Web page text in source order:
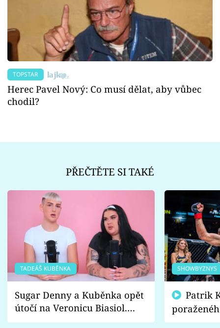
TOPSTAR
Herec Pavel Nový: Co musí dělat, aby vůbec
chodil?
PŘEČTĚTE SI TAKÉ
TADEÁŠ KUBĚNKA
Sugar Denny a Kuběnka opět
útočí na Veronicu Biasiol.
Proč je podle nich falešná a
SHOWBYZNYS
fanoušci